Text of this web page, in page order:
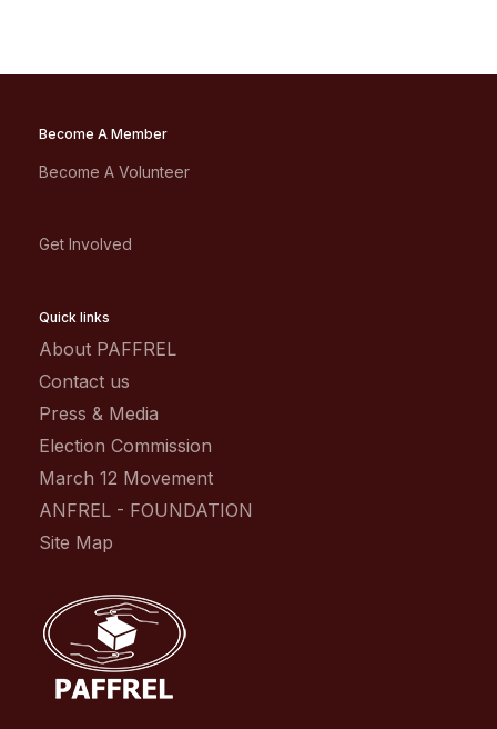
Become A Member
Become A Volunteer
Get Involved
Quick links
About PAFFREL
Contact us
Press & Media
Election Commission
March 12 Movement
ANFREL - FOUNDATION
Site Map